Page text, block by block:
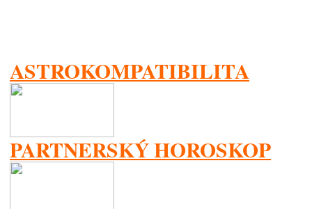
ASTROKOMPATIBILITA
PARTNERSKÝ HOROSKOP